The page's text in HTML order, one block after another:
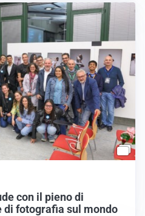
con il pieno di
di fotografia sul mondo